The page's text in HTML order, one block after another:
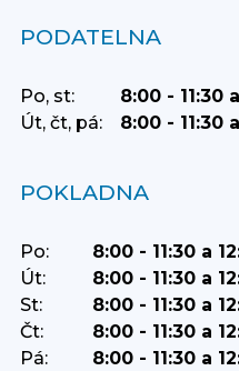
PODATELNA
Po, st:
8:00 - 11:30
Út, čt, pá:
8:00 - 11:30
POKLADNA
Po:
8:00 - 11:30 a
Út:
8:00 - 11:30 a
St:
8:00 - 11:30 a
Čt:
8:00 - 11:30 a
Pá:
8:00 - 11:30 a